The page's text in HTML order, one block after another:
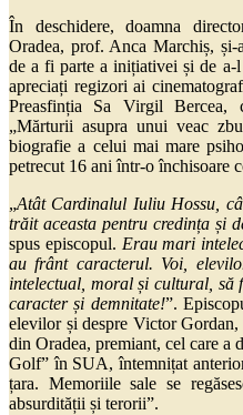
În deschidere, doamna
Oradea, prof. Anca Marchiș, și-
de a fi parte a inițiativei și de a-
apreciați regizori ai
Preasfinția Sa Virgil Bercea,
„Mărturii asupra unui veac
biografie a celui mai mare
petrecut 16 ani într-o închisoare
„Atât Cardinalul Iuliu Hossu,
trăit aceasta pentru credința și
spus episcopul. Erau mari
au frânt caracterul. Voi,
intelectual, moral și cultural, să
caracter și demnitate!”.
elevilor și despre Victor
din Oradea, premiant, cel care a
Golf” în SUA, întemnițat
țara. Memoriile sale se
absurdității și terorii”.